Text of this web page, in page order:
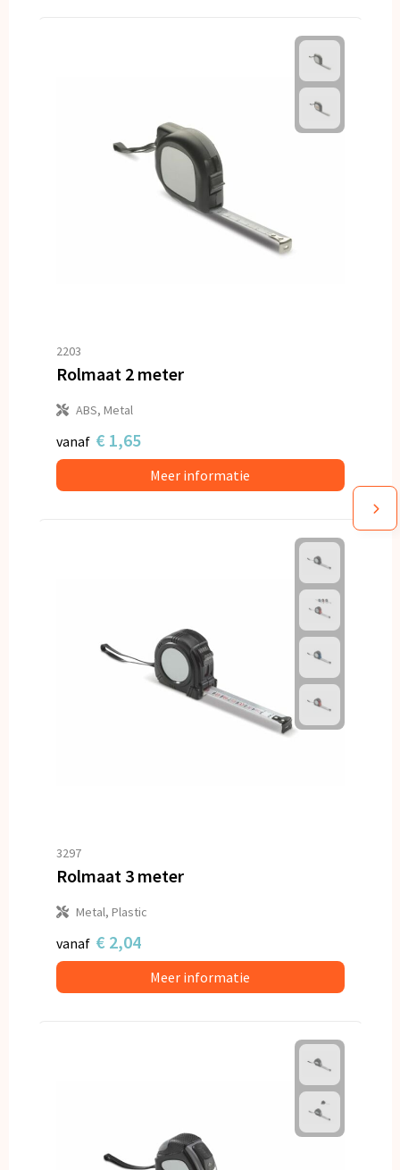
2203
Rolmaat 2 meter
ABS, Metal
vanaf € 1,65
Meer informatie
3297
Rolmaat 3 meter
Metal, Plastic
vanaf € 2,04
Meer informatie